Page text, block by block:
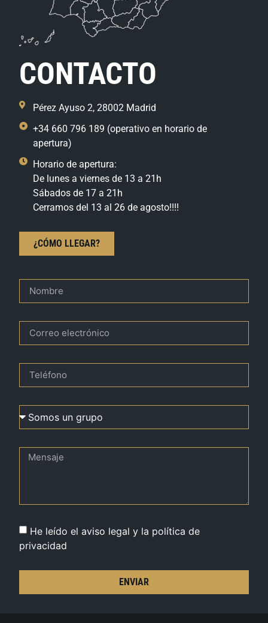
CONTACTO
Pérez Ayuso 2, 28002 Madrid
+34 660 796 189 (operativo en horario de
apertura)
Horario de apertura:
De lunes a viernes de 13 a 21h
Sábados de 17 a 21h
Cerramos del 13 al 26 de agosto!!!!
¿CÓMO LLEGAR?
He leído el aviso legal y la política de
privacidad
ENVIAR